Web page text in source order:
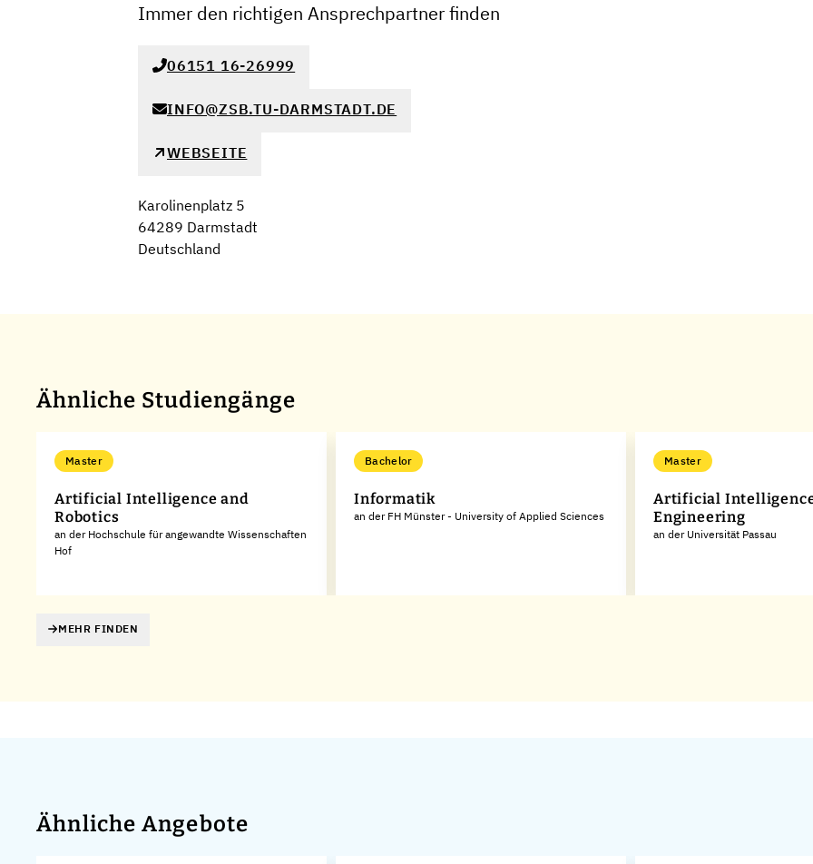
Immer den richtigen Ansprechpartner finden
06151 16-26999
INFO@ZSB.TU-DARMSTADT.DE
WEBSEITE
Karolinenplatz 5
64289 Darmstadt
Deutschland
Ähnliche Studiengänge
Master
Artificial Intelligence and
Robotics
an der Hochschule für angewandte Wissenschaften
Hof
Bachelor
Informatik
an der FH Münster - University of Applied Sciences
Master
Artificial
Engineering
an der Universität Passau
MEHR FINDEN
Ähnliche Angebote